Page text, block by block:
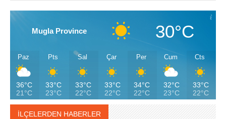
Mugla Province 30°C
Paz
36°C
21°C
Pts
33°C
23°C
Sal
33°C
22°C
Çar
33°C
22°C
Per
34°C
22°C
Cum
32°C
23°C
Cts
33°C
22°C
İLÇELERDEN HABERLER